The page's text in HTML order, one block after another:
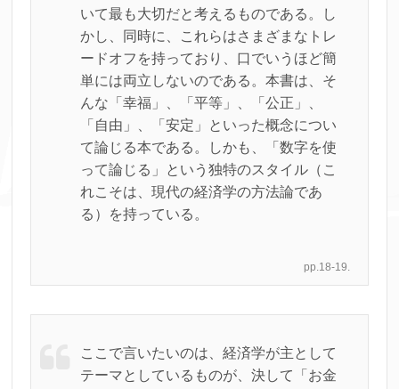
いて最も大切だと考えるものである。し
かし、同時に、これらはさまざまなトレ
ードオフを持っており、口でいうほど簡
単には両立しないのである。本書は、そ
んな「幸福」、「平等」、「公正」、
「自由」、「安定」といった概念につい
て論じる本である。しかも、「数字を使
って論じる」という独特のスタイル（こ
れこそは、現代の経済学の方法論であ
る）を持っている。
pp.18-19.
ここで言いたいのは、経済学が主として
テーマとしているものが、決して「お金